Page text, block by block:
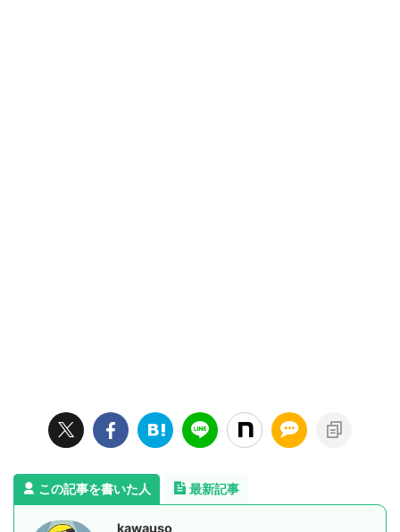
この記事を書いた人 最新記事
kawauso